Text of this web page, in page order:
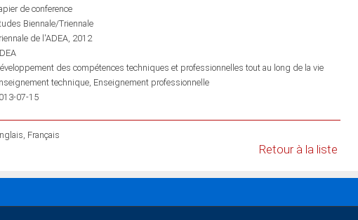
de conference
Biennale/Triennale
de l'ADEA, 2012
des compétences techniques et professionnelles tout au long de la vie
technique Enseignement professionnelle
07-15
Français
Retour à la liste